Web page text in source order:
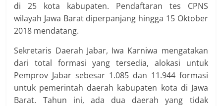
di 25 kota kabupaten. Pendaftaran tes CPNS
wilayah Jawa Barat diperpanjang hingga 15 Oktober
2018 mendatang.
Sekretaris Daerah Jabar, Iwa Karniwa mengatakan
dari total formasi yang tersedia, alokasi untuk
Pemprov Jabar sebesar 1.085 dan 11.944 formasi
untuk pemerintah daerah kabupaten kota di Jawa
Barat. Tahun ini, ada dua daerah yang tidak